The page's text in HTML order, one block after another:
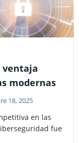
ventaja
modernas
18, 2025
en las
fue